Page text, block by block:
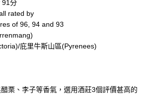
91分
rated by
of 96, 94 and 93
庇里牛斯山區(Pyrenees)
栗、李子等香氣，選用酒莊3個評價甚高的